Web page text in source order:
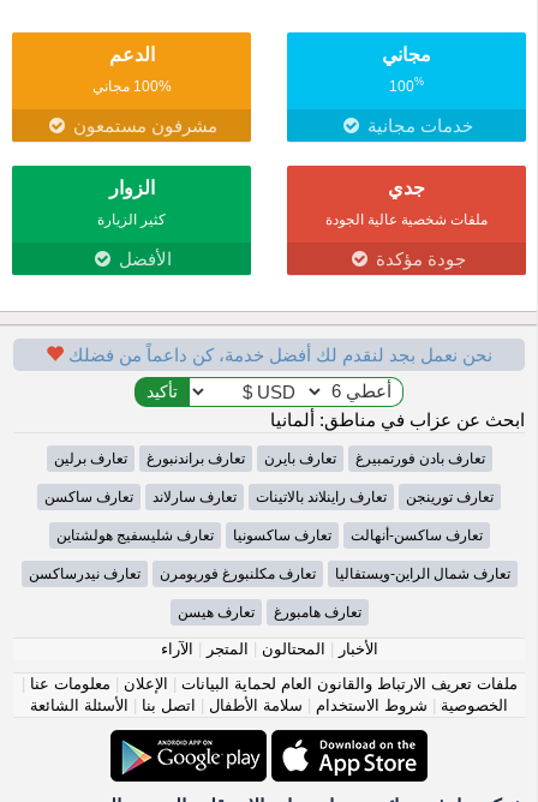
مجاني
100%
خدمات مجانية
الدعم
100% مجاني
مشرفون مستمعون
جدي
ملفات شخصية عالية الجودة
جودة مؤكدة
الزوار
كثير الزيارة
الأفضل
نحن نعمل بجد لنقدم لك أفضل خدمة، كن داعماً من فضلك
ابحث عن عزاب في مناطق: ألمانيا
تعارف بادن فورتمبيرغ تعارف بايرن تعارف براندنبورغ تعارف برلين
تعارف تورينجن تعارف راينلاند بالاتينات تعارف سارلاند تعارف ساكسن
تعارف ساكسن-أنهالت تعارف ساكسونيا تعارف شليسفيج هولشتاين
تعارف شمال الراين-ويستفاليا تعارف مكلنبورغ فوربومرن تعارف نيدرساكسن
تعارف هامبورغ تعارف هيسن
الأخبار | المحتالون | المتجر | الآراء
ملفات تعريف الارتباط والقانون العام لحماية البيانات | الإعلان | معلومات عنا |
الخصوصية | شروط الاستخدام | سلامة الأطفال | اتصل بنا | الأسئلة الشائعة